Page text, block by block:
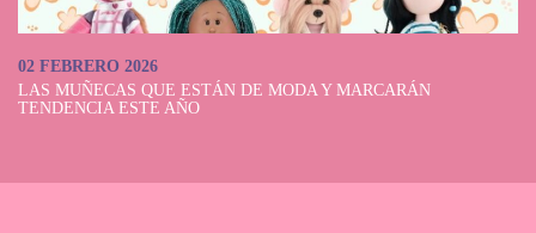
02 FEBRERO 2026
LAS MUÑECAS QUE ESTÁN DE MODA Y MARCARÁN
TENDENCIA ESTE AÑO